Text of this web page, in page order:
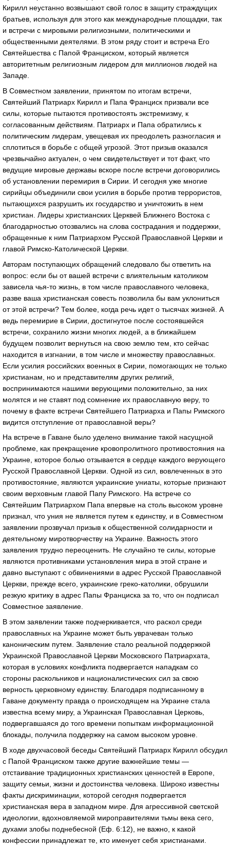
Кирилл неустанно возвышают свой голос в защиту страждущих
братьев, используя для этого как международные площадки, так
и встречи с мировыми религиозными, политическими и
общественными деятелями. В этом ряду стоит и встреча Его
Святейшества с Папой Франциском, который является
авторитетным религиозным лидером для миллионов людей на
Западе.
В Совместном заявлении, принятом по итогам встречи,
Святейший Патриарх Кирилл и Папа Франциск призвали все
силы, которые пытаются противостоять экстремизму, к
согласованным действиям. Патриарх и Папа обратились к
политическим лидерам, увещевая их преодолеть разногласия и
сплотиться в борьбе с общей угрозой. Этот призыв оказался
чрезвычайно актуален, о чем свидетельствует и тот факт, что
ведущие мировые державы вскоре после встречи договорились
об установлении перемирия в Сирии. И сегодня уже многие
сирийцы объединили свои усилия в борьбе против террористов,
пытающихся разрушить их государство и уничтожить в нем
христиан. Лидеры христианских Церквей Ближнего Востока с
благодарностью отозвались на слова сострадания и поддержки,
обращенные к ним Патриархом Русской Православной Церкви и
главой Римско-Католической Церкви.
Авторам поступающих обращений следовало бы ответить на
вопрос: если бы от вашей встречи с влиятельным католиком
зависела чья-то жизнь, в том числе православного человека,
разве ваша христианская совесть позволила бы вам уклониться
от этой встречи? Тем более, когда речь идет о тысячах жизней. А
ведь перемирие в Сирии, достигнутое после состоявшейся
встречи, сохранило жизни многих людей, а в ближайшем
будущем позволит вернуться на свою землю тем, кто сейчас
находится в изгнании, в том числе и множеству православных.
Если усилия российских военных в Сирии, помогающих не только
христианам, но и представителям других религий,
воспринимаются нашими верующими положительно, за них
молятся и не ставят под сомнение их православную веру, то
почему в факте встречи Святейшего Патриарха и Папы Римского
видится отступление от православной веры?
На встрече в Гаване было уделено внимание такой насущной
проблеме, как прекращение кровопролитного противостояния на
Украине, которое болью отзывается в сердце каждого верующего
Русской Православной Церкви. Одной из сил, вовлеченных в это
противостояние, являются украинские униаты, которые признают
своим верховным главой Папу Римского. На встрече со
Святейшим Патриархом Папа впервые на столь высоком уровне
признал, что уния не является путем к единству, и в Совместном
заявлении прозвучал призыв к общественной солидарности и
деятельному миротворчеству на Украине. Важность этого
заявления трудно переоценить. Не случайно те силы, которые
являются противниками установления мира в этой стране и
давно выступают с обвинениями в адрес Русской Православной
Церкви, прежде всего, украинские греко-католики, обрушили
резкую критику в адрес Папы Франциска за то, что он подписал
Совместное заявление.
В этом заявлении также подчеркивается, что раскол среди
православных на Украине может быть уврачеван только
каноническим путем. Заявление стало реальной поддержкой
Украинской Православной Церкви Московского Патриархата,
которая в условиях конфликта подвергается нападкам со
стороны раскольников и националистических сил за свою
верность церковному единству. Благодаря подписанному в
Гаване документу правда о происходящем на Украине стала
известна всему миру, а Украинская Православная Церковь,
подвергавшаяся до того времени попыткам информационной
блокады, получила поддержку на самом высоком уровне.
В ходе двухчасовой беседы Святейший Патриарх Кирилл обсудил
с Папой Франциском также другие важнейшие темы —
отстаивание традиционных христианских ценностей в Европе,
защиту семьи, жизни и достоинства человека. Широко известны
факты дискриминации, которой сегодня подвергается
христианская вера в западном мире. Для агрессивной светской
идеологии, вдохновляемой мироправителями тьмы века сего,
духами злобы поднебесной (Еф. 6:12), не важно, к какой
конфессии принадлежат те, кто именует себя христианами.